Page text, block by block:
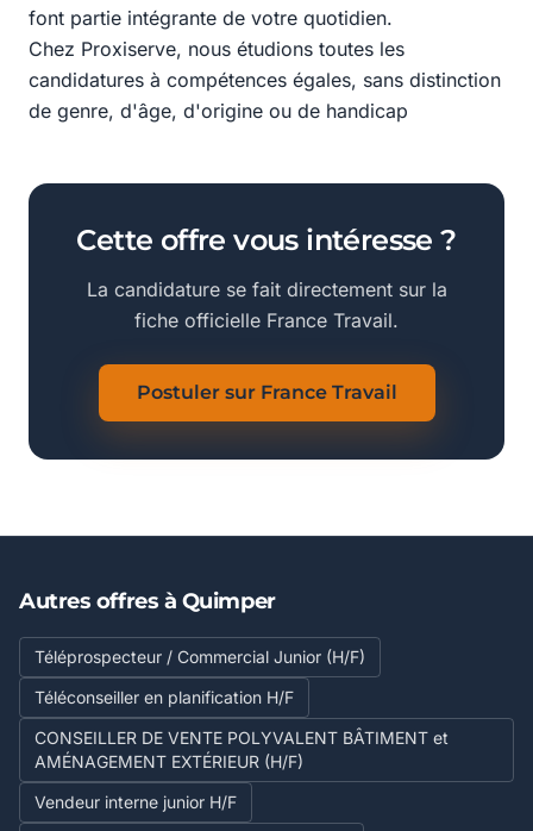
font partie intégrante de votre quotidien.
Chez Proxiserve, nous étudions toutes les
candidatures à compétences égales, sans distinction
de genre, d'âge, d'origine ou de handicap
Cette offre vous intéresse ?
La candidature se fait directement sur la
fiche officielle France Travail.
Postuler sur France Travail
Autres offres à Quimper
Téléprospecteur / Commercial Junior (H/F)
Téléconseiller en planification H/F
CONSEILLER DE VENTE POLYVALENT BÂTIMENT et
AMÉNAGEMENT EXTÉRIEUR (H/F)
Vendeur interne junior H/F